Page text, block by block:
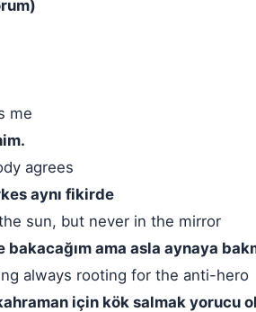
me
agrees
aynı fikirde
sun, but never in the mirror
bakacağım ama asla aynaya
always rooting for the anti-hero
için kök salmak yorucu